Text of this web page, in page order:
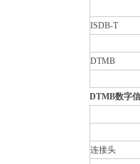
ISDB-T
DTMB
DTMB数字
连接头